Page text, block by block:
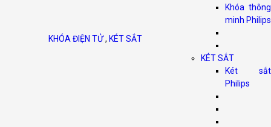
KHÓA ĐIỆN TỬ, KÉT SẮT
Khóa thông
minh Philips
KÉT SẮT
Két sắt
Philips